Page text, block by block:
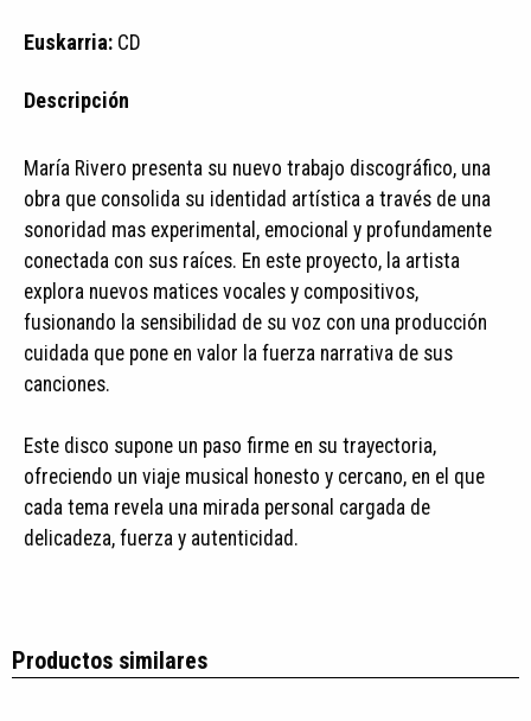
Euskarria: CD
Descripción
María Rivero presenta su nuevo trabajo discográfico, una
obra que consolida su identidad artística a través de una
sonoridad mas experimental, emocional y profundamente
conectada con sus raíces. En este proyecto, la artista
explora nuevos matices vocales y compositivos,
fusionando la sensibilidad de su voz con una producción
cuidada que pone en valor la fuerza narrativa de sus
canciones.
Este disco supone un paso firme en su trayectoria,
ofreciendo un viaje musical honesto y cercano, en el que
cada tema revela una mirada personal cargada de
delicadeza, fuerza y autenticidad.
Productos similares